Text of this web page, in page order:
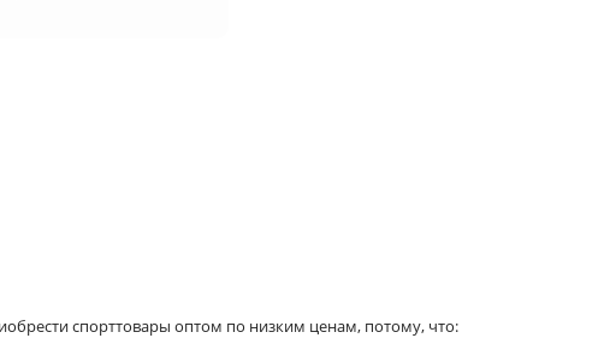
спорттовары оптом по низким ценам, потому, что: